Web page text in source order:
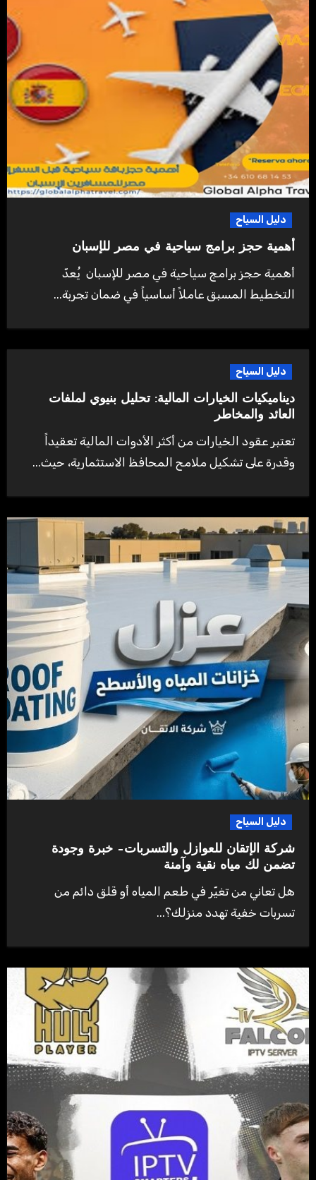
دليل السياح
أهمية حجز برامج سياحية في مصر للإسبان
أهمية حجز برامج سياحية في مصر للإسبان يُعدّ
التخطيط المسبق عاملاً أساسياً في ضمان تجربة...
دليل السياح
ديناميكيات الخيارات المالية: تحليل بنيوي لملفات
العائد والمخاطر
تعتبر عقود الخيارات من أكثر الأدوات المالية تعقيداً
وقدرة على تشكيل ملامح المحافظ الاستثمارية، حيث...
دليل السياح
شركة الإتقان للعوازل والتسربات– خبرة وجودة
تضمن لك مياه نقية وآمنة
هل تعاني من تغيّر في طعم المياه أو قلق دائم من
تسربات خفية تهدد منزلك؟...